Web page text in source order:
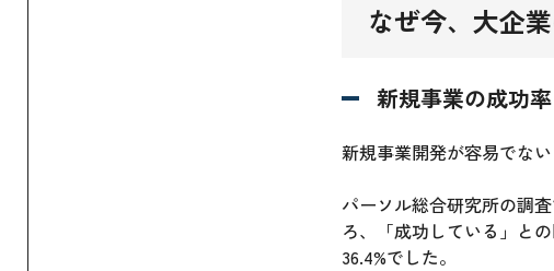
なぜ今、大企
新規事業の成功
新規事業開発が容易でな
パーソル総合研究所の調
ろ、「成功している」と
36.4%でした。